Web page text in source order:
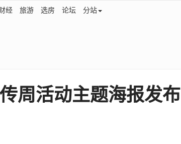
经 旅游 选房 论坛 分站
周活动主题海报发布